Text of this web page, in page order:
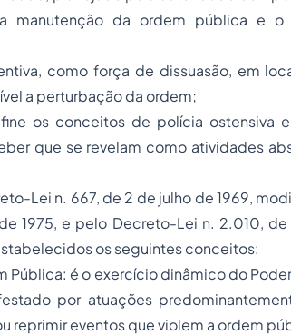
manutenção da ordem pública e o
como força de dissuasão, em
a perturbação da ordem;
os conceitos de polícia ostensiva
que se revelam como atividades
Lei n. 667, de 2 de julho de 1969,
1975, e pelo Decreto-Lei n. 2.010, de
os seguintes conceitos:
Pública: é o exercício dinâmico do
por atuações
reprimir eventos que violem a ordem